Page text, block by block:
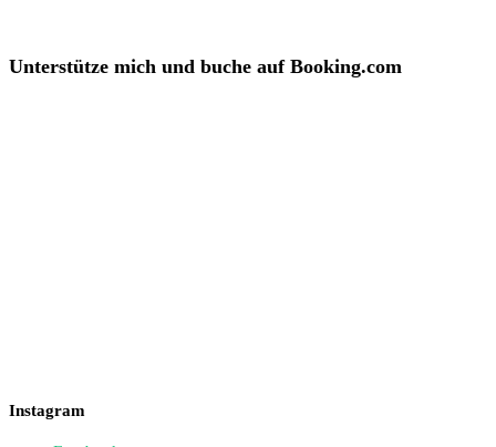
Unterstütze mich und buche auf Booking.com
Instagram